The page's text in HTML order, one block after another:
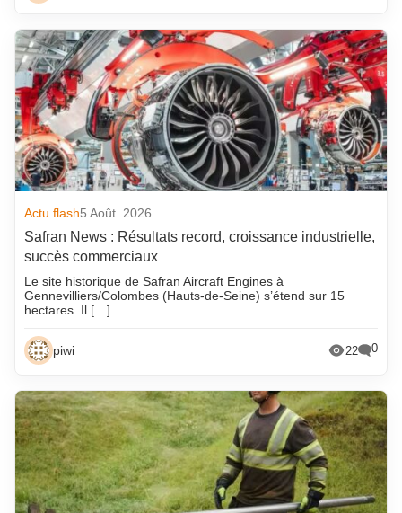
Actu flash5 Août. 2026
Safran News : Résultats record, croissance industrielle,
succès commerciaux
Le site historique de Safran Aircraft Engines à
Gennevilliers/Colombes (Hauts-de-Seine) s’étend sur 15
hectares. Il […]
piwi 22 0